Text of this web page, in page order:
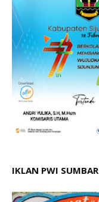
IKLAN PWI SUMBAR